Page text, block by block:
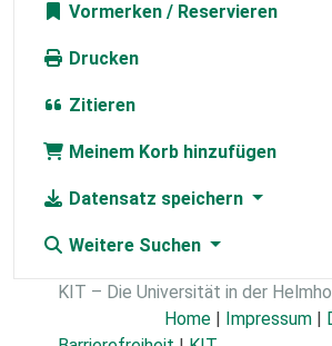
Vormerken
Drucken
Zitieren
Meinem Korb hinzufügen
Datensatz speichern
Weitere Suchen
KIT – Die Universität in der
Home
Impressum